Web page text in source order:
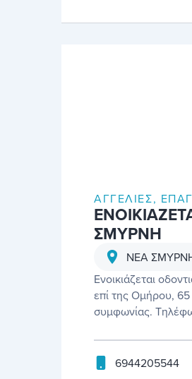
ΑΓΓΕΛΊΕΣ,
ΣΜΥΡΝΗ
ΝΕΑ
Ενοικιάζεται
επί της Ομήρου,
συμφωνίας.
6944205544